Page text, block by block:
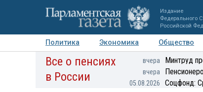
Издание
Федерального
Российской
Политика Экономика Общество
Авторы Персоны Мнения
Все о пенсиях
в России
вчера Минтруд
вчера
05.08.2026 Соцфонд: